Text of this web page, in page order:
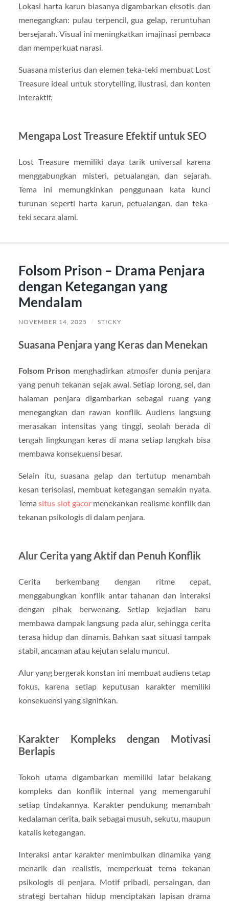
Lokasi harta karun biasanya digambarkan eksotis dan
menegangkan: pulau terpencil, gua gelap, reruntuhan
bersejarah. Visual ini meningkatkan imajinasi pembaca
dan memperkuat narasi.
Suasana misterius dan elemen teka-teki membuat Lost
Treasure ideal untuk storytelling, ilustrasi, dan konten
interaktif.
Mengapa Lost Treasure Efektif untuk SEO
Lost Treasure memiliki daya tarik universal karena
menggabungkan misteri, petualangan, dan sejarah.
Tema ini memungkinkan penggunaan kata kunci
turunan seperti harta karun, petualangan, dan teka-
teki secara alami.
Folsom Prison – Drama Penjara
dengan Ketegangan yang
Mendalam
NOVEMBER 14, 2025 / STICKY
Suasana Penjara yang Keras dan Menekan
Folsom Prison menghadirkan atmosfer dunia penjara
yang penuh tekanan sejak awal. Setiap lorong, sel, dan
halaman penjara digambarkan sebagai ruang yang
menegangkan dan rawan konflik. Audiens langsung
merasakan intensitas yang tinggi, seolah berada di
tengah lingkungan keras di mana setiap langkah bisa
membawa konsekuensi besar.
Selain itu, suasana gelap dan tertutup menambah
kesan terisolasi, membuat ketegangan semakin nyata.
Temasitus slot gacormenekankan realisme konflik dan
tekanan psikologis di dalam penjara.
Alur Cerita yang Aktif dan Penuh Konflik
Cerita berkembang dengan ritme cepat,
menggabungkan konflik antar tahanan dan interaksi
dengan pihak berwenang. Setiap kejadian baru
membawa dampak langsung pada alur, sehingga cerita
terasa hidup dan dinamis. Bahkan saat situasi tampak
stabil, ancaman atau kejutan selalu muncul.
Alur yang bergerak konstan ini membuat audiens tetap
fokus, karena setiap keputusan karakter memiliki
konsekuensi yang signifikan.
Karakter Kompleks dengan Motivasi
Berlapis
Tokoh utama digambarkan memiliki latar belakang
kompleks dan konflik internal yang memengaruhi
setiap tindakannya. Karakter pendukung menambah
kedalaman cerita, baik sebagai musuh, sekutu, maupun
katalis ketegangan.
Interaksi antar karakter menimbulkan dinamika yang
menarik dan realistis, memperkuat tema tekanan
psikologis di penjara. Motif pribadi, persaingan, dan
strategi bertahan hidup menciptakan lapisan drama